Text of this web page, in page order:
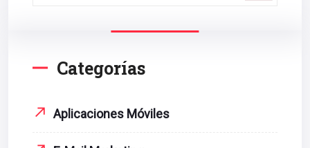
Categorías
Aplicaciones Móviles